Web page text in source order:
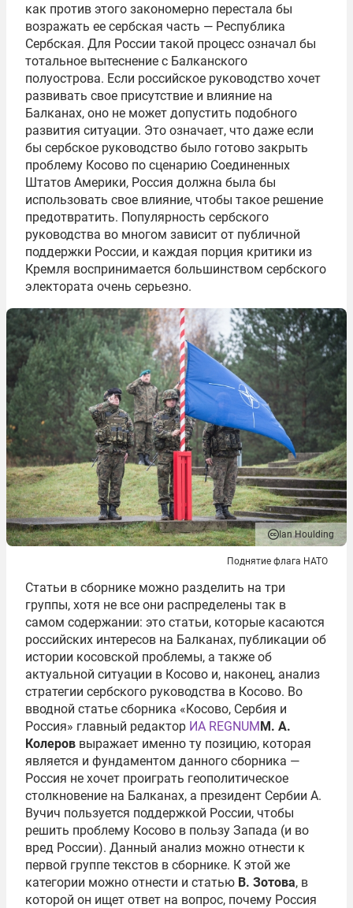
как против этого закономерно перестала бы
возражать ее сербская часть — Республика
Сербская. Для России такой процесс означал бы
тотальное вытеснение с Балканского
полуострова. Если российское руководство хочет
развивать свое присутствие и влияние на
Балканах, оно не может допустить подобного
развития ситуации. Это означает, что даже если
бы сербское руководство было готово закрыть
проблему Косово по сценарию Соединенных
Штатов Америки, Россия должна была бы
использовать свое влияние, чтобы такое решение
предотвратить. Популярность сербского
руководства во многом зависит от публичной
поддержки России, и каждая порция критики из
Кремля воспринимается большинством сербского
электората очень серьезно.
Ian Houlding
Поднятие флага НАТО
Статьи в сборнике можно разделить на три
группы, хотя не все они распределены так в
самом содержании: это статьи, которые касаются
российских интересов на Балканах, публикации об
истории косовской проблемы, а также об
актуальной ситуации в Косово и, наконец, анализ
стратегии сербского руководства в Косово. Во
вводной статье сборника «Косово, Сербия и
Россия» главный редактор ИА REGNUMМ. А.
Колеров выражает именно ту позицию, которая
является и фундаментом данного сборника —
Россия не хочет проиграть геополитическое
столкновение на Балканах, а президент Сербии А.
Вучич пользуется поддержкой России, чтобы
решить проблему Косово в пользу Запада (и во
вред России). Данный анализ можно отнести к
первой группе текстов в сборнике. К этой же
категории можно отнести и статью В. Зотова, в
которой он ищет ответ на вопрос, почему Россия